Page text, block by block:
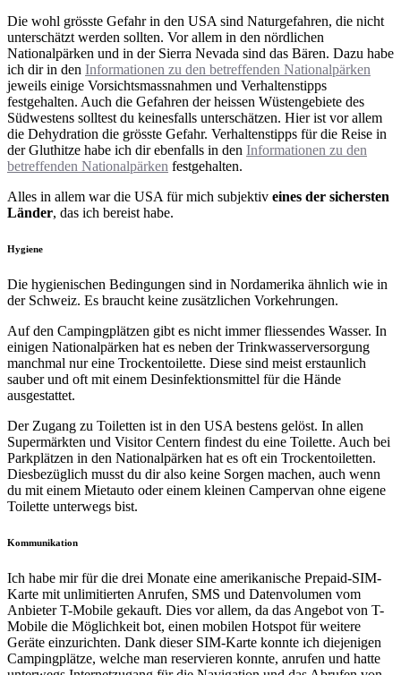
Die wohl grösste Gefahr in den USA sind Naturgefahren, die nicht
unterschätzt werden sollten. Vor allem in den nördlichen
Nationalpärken und in der Sierra Nevada sind das Bären. Dazu habe
ich dir in den Informationen zu den betreffenden Nationalpärken
jeweils einige Vorsichtsmassnahmen und Verhaltenstipps
festgehalten. Auch die Gefahren der heissen Wüstengebiete des
Südwestens solltest du keinesfalls unterschätzen. Hier ist vor allem
die Dehydration die grösste Gefahr. Verhaltenstipps für die Reise in
der Gluthitze habe ich dir ebenfalls in den Informationen zu den
betreffenden Nationalpärken festgehalten.
Alles in allem war die USA für mich subjektiv eines der sichersten
Länder, das ich bereist habe.
Hygiene
Die hygienischen Bedingungen sind in Nordamerika ähnlich wie in
der Schweiz. Es braucht keine zusätzlichen Vorkehrungen.
Auf den Campingplätzen gibt es nicht immer fliessendes Wasser. In
einigen Nationalpärken hat es neben der Trinkwasserversorgung
manchmal nur eine Trockentoilette. Diese sind meist erstaunlich
sauber und oft mit einem Desinfektionsmittel für die Hände
ausgestattet.
Der Zugang zu Toiletten ist in den USA bestens gelöst. In allen
Supermärkten und Visitor Centern findest du eine Toilette. Auch bei
Parkplätzen in den Nationalpärken hat es oft ein Trockentoiletten.
Diesbezüglich musst du dir also keine Sorgen machen, auch wenn
du mit einem Mietauto oder einem kleinen Campervan ohne eigene
Toilette unterwegs bist.
Kommunikation
Ich habe mir für die drei Monate eine amerikanische Prepaid-SIM-
Karte mit unlimitierten Anrufen, SMS und Datenvolumen vom
Anbieter T-Mobile gekauft. Dies vor allem, da das Angebot von T-
Mobile die Möglichkeit bot, einen mobilen Hotspot für weitere
Geräte einzurichten. Dank dieser SIM-Karte konnte ich diejenigen
Campingplätze, welche man reservieren konnte, anrufen und hatte